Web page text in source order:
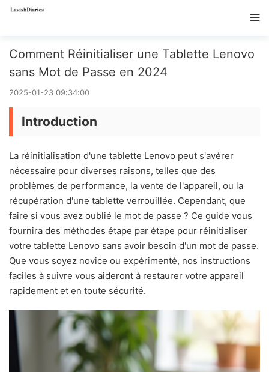
Comment Réinitialiser une Tablette Lenovo
sans Mot de Passe en 2024
2025-01-23 09:34:00
Introduction
La réinitialisation d'une tablette Lenovo peut s'avérer
nécessaire pour diverses raisons, telles que des
problèmes de performance, la vente de l'appareil, ou la
récupération d'une tablette verrouillée. Cependant, que
faire si vous avez oublié le mot de passe ? Ce guide vous
fournira des méthodes étape par étape pour réinitialiser
votre tablette Lenovo sans avoir besoin d'un mot de passe.
Que vous soyez novice ou expérimenté, nos instructions
faciles à suivre vous aideront à restaurer votre appareil
rapidement et en toute sécurité.